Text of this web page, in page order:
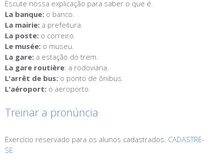
Escute nossa explicação para saber o que é.
La banque: o banco.
La mairie: a prefeitura.
La poste: o correiro.
Le musée: o museu.
La gare: a estação do trem.
La gare routière: a rodoviária.
L'arrêt de bus: o ponto de ônibus.
L'aéroport: o aeroporto.
Treinar a pronúncia
Exercício reservado para os alunos cadastrados. CADASTRE-
SE